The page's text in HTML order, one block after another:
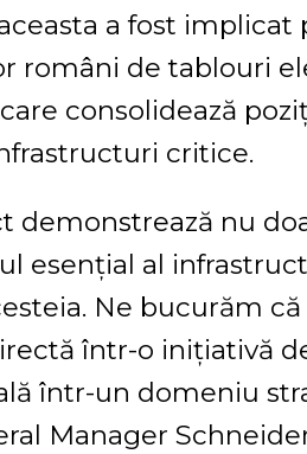
a fost
români de tablouri
consolidează
critice.
demonstrează nu
esențial al
Ne bucurăm
într-o inițiativă
într-un domeniu
Manager